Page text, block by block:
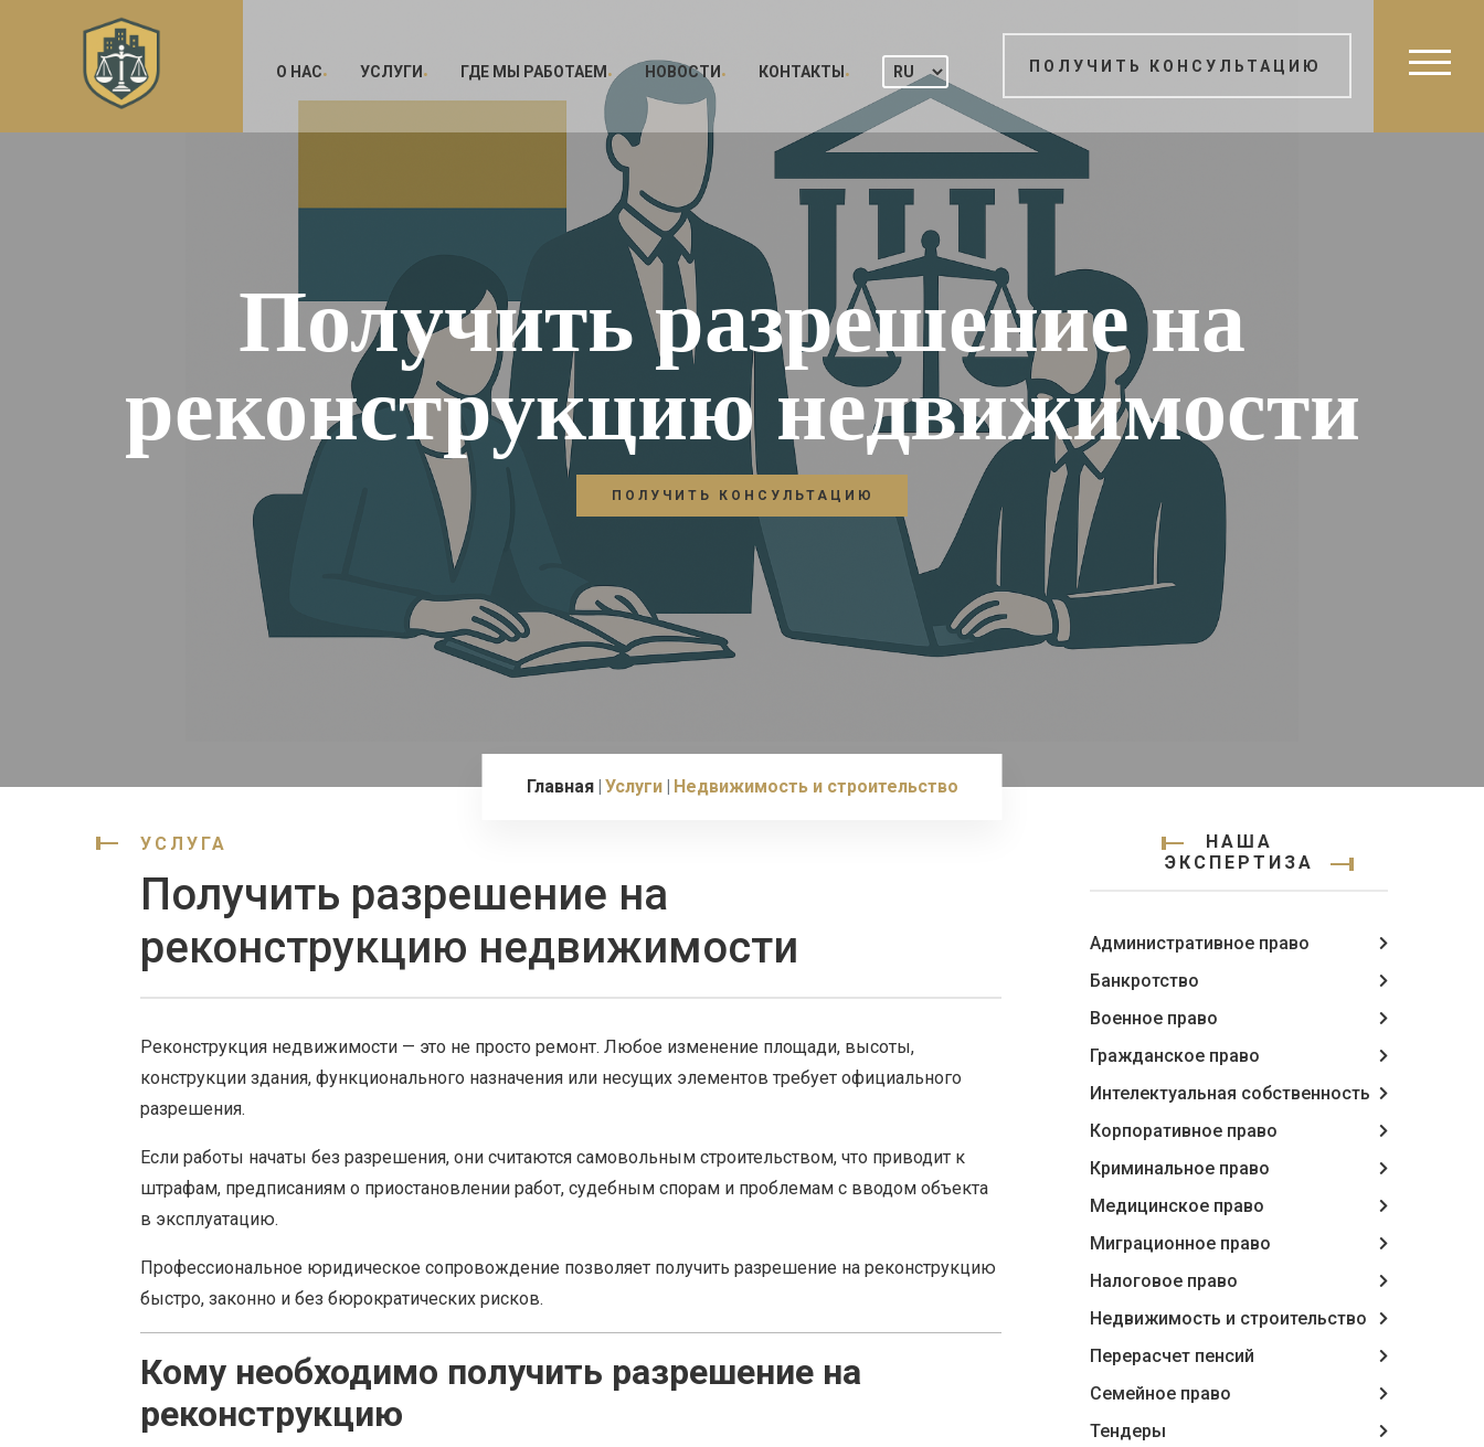
О НАС УСЛУГИ ГДЕ МЫ РАБОТАЕМ НОВОСТИ КОНТАКТЫ ПОЛУЧИТЬ КОНСУЛЬТАЦИЮ
Получить разрешение на
реконструкцию недвижимости
ПОЛУЧИТЬ КОНСУЛЬТАЦИЮ
Главная Услуги Недвижимость и строительство
УСЛУГА
Получить разрешение на
реконструкцию недвижимости
Реконструкция недвижимости — это не просто ремонт. Любое изменение площади, высоты,
конструкции здания, функционального назначения или несущих элементов требует официального
разрешения.
Если работы начаты без разрешения, они считаются самовольным строительством, что приводит к
штрафам, предписаниям о приостановлении работ, судебным спорам и проблемам с вводом объекта
в эксплуатацию.
Профессиональное юридическое сопровождение позволяет получить разрешение на реконструкцию
быстро, законно и без бюрократических рисков.
Кому необходимо получить разрешение на
реконструкцию
НАША
ЭКСПЕРТИЗА
Административное право
Банкротство
Военное право
Гражданское право
Интелектуальная собственность
Корпоративное право
Криминальное право
Медицинское право
Миграционное право
Налоговое право
Недвижимость и строительство
Перерасчет пенсий
Семейное право
Тендеры